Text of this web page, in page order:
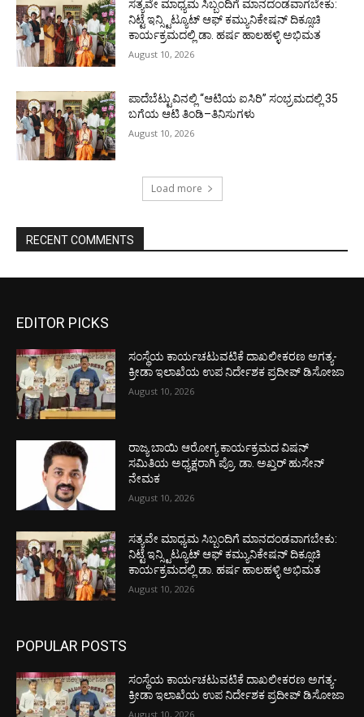
ಸತ್ಯವೇ ಮಾಧ್ಯಮ ಸಿಬ್ಬಂದಿಗೆ ಮಾನದಂಡವಾಗಬೇಕು:
ನಿಟ್ಟೆ ಇನ್ಸ್ಟಿಟ್ಯೂಟ್ ಆಫ್ ಕಮ್ಯುನಿಕೇಷನ್ ದಿಕ್ಸೂಚಿ
ಕಾರ್ಯಕ್ರಮದಲ್ಲಿ ಡಾ. ಹರ್ಷ ಹಾಲಹಳ್ಳಿ ಅಭಿಮತ
August 10, 2026
ಪಾದೆಬೆಟ್ಟುವಿನಲ್ಲಿ “ಆಟಿಯ ಐಸಿರಿ’’ ಸಂಭ್ರಮದಲ್ಲಿ 35
ಬಗೆಯ ಆಟಿ ತಿಂಡಿ–ತಿನಿಸುಗಳು
August 10, 2026
Load more
RECENT COMMENTS
EDITOR PICKS
ಸಂಸ್ಥೆಯ ಕಾರ್ಯಚಟುವಟಿಕೆ ದಾಖಲೀಕರಣ ಅಗತ್ಯ-
ಕ್ರೀಡಾ ಇಲಾಖೆಯ ಉಪ ನಿರ್ದೇಶಕ ಪ್ರದೀಪ್ ಡಿಸೋಜಾ
August 10, 2026
ರಾಜ್ಯ ಬಾಯಿ ಆರೋಗ್ಯ ಕಾರ್ಯಕ್ರಮದ ವಿಷನ್
ಸಮಿತಿಯ ಅಧ್ಯಕ್ಷರಾಗಿ ಪ್ರೊ. ಡಾ. ಅಖ್ತರ್ ಹುಸೇನ್
ನೇಮಕ
August 10, 2026
ಸತ್ಯವೇ ಮಾಧ್ಯಮ ಸಿಬ್ಬಂದಿಗೆ ಮಾನದಂಡವಾಗಬೇಕು:
ನಿಟ್ಟೆ ಇನ್ಸ್ಟಿಟ್ಯೂಟ್ ಆಫ್ ಕಮ್ಯುನಿಕೇಷನ್ ದಿಕ್ಸೂಚಿ
ಕಾರ್ಯಕ್ರಮದಲ್ಲಿ ಡಾ. ಹರ್ಷ ಹಾಲಹಳ್ಳಿ ಅಭಿಮತ
August 10, 2026
POPULAR POSTS
ಸಂಸ್ಥೆಯ ಕಾರ್ಯಚಟುವಟಿಕೆ ದಾಖಲೀಕರಣ ಅಗತ್ಯ-
ಕ್ರೀಡಾ ಇಲಾಖೆಯ ಉಪ ನಿರ್ದೇಶಕ ಪ್ರದೀಪ್ ಡಿಸೋಜಾ
August 10, 2026